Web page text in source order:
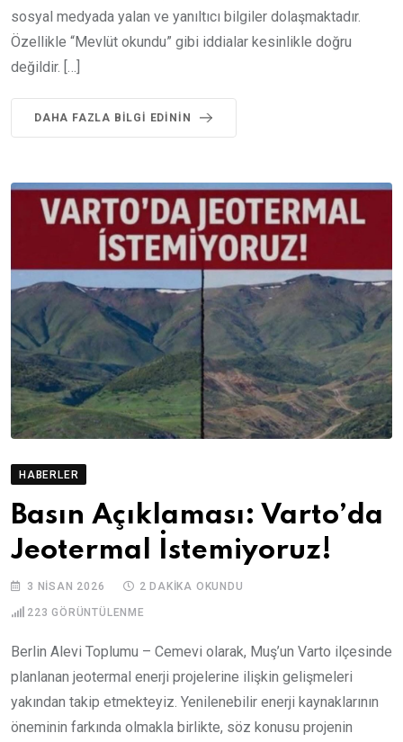
sosyal medyada yalan ve yanıltıcı bilgiler dolaşmaktadır.
Özellikle “Mevlüt okundu” gibi iddialar kesinlikle doğru
değildir. […]
DAHA FAZLA BILGI EDININ
HABERLER
Basın Açıklaması: Varto’da
Jeotermal İstemiyoruz!
3 NISAN 2026 2 DAKIKA OKUNDU
223 GÖRÜNTÜLENME
Berlin Alevi Toplumu – Cemevi olarak, Muş’un Varto ilçesinde
planlanan jeotermal enerji projelerine ilişkin gelişmeleri
yakından takip etmekteyiz. Yenilenebilir enerji kaynaklarının
öneminin farkında olmakla birlikte, söz konusu projenin